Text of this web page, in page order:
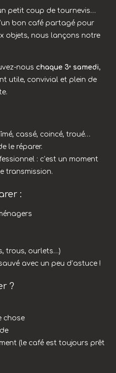
petit coup de tournevis…
bon café partagé pour
objets, nous lançons notre
nous chaque 3ᵉ samedi,
utile, convivial et plein de
cassé, coincé, troué…
le réparer.
: c’est un moment
transmission.
:
trous, ourlets…)
avec un peu d’astuce !
?
chose
(le café est toujours prêt